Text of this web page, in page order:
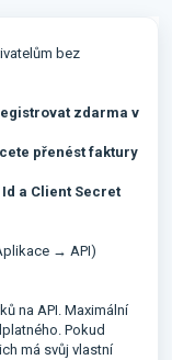
bez
zdarma v
přenést faktury
a Client Secret
→ API)
na API. Maximální
Pokud
má svůj vlastní